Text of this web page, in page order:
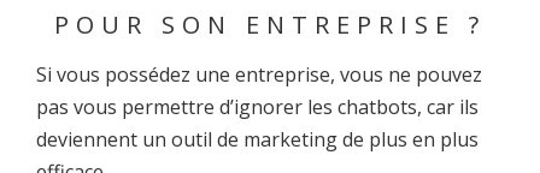
POUR SON ENTREPRISE ?
Si vous possédez une entreprise, vous ne pouvez
pas vous permettre d’ignorer les chatbots, car ils
deviennent un outil de marketing de plus en plus